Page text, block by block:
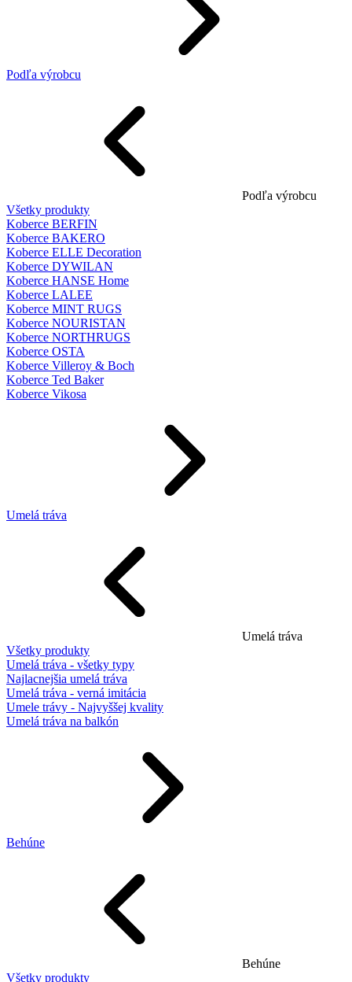
Podľa výrobcu
Podľa výrobcu
Všetky produkty
Koberce BERFIN
Koberce BAKERO
Koberce ELLE Decoration
Koberce DYWILAN
Koberce HANSE Home
Koberce LALEE
Koberce MINT RUGS
Koberce NOURISTAN
Koberce NORTHRUGS
Koberce OSTA
Koberce Villeroy & Boch
Koberce Ted Baker
Koberce Vikosa
Umelá tráva
Umelá tráva
Všetky produkty
Umelá tráva - všetky typy
Najlacnejšia umelá tráva
Umelá tráva - verná imitácia
Umele trávy - Najvyššej kvality
Umelá tráva na balkón
Behúne
Behúne
Všetky produkty